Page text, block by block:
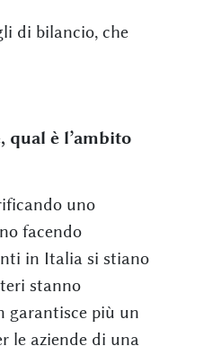
di bilancio, che
qual è l’ambito
uno
facendo
in Italia si stiano
stanno
garantisce più un
le aziende di una